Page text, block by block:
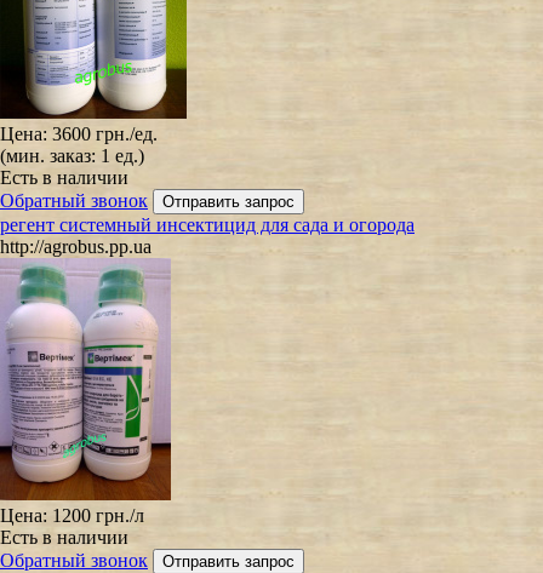
Цена: 3600 грн./ед.
(мин. заказ: 1 ед.)
Есть в наличии
Обратный звонок
регент системный инсектицид для сада и огорода
http://agrobus.pp.ua
Цена: 1200 грн./л
Есть в наличии
Обратный звонок